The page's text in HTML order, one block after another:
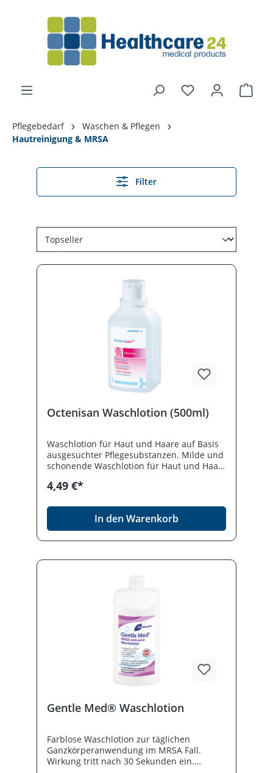
Pflegebedarf
Waschen & Pflegen
Hautreinigung & MRSA
Filter
Octenisan Waschlotion (500ml)
Waschlotion für Haut und Haare auf Basis
ausgesuchter Pflegesubstanzen. Milde und
schonende Waschlotion für Haut und Haar.
Geeignet für alle Hauttypen. Hautneutraler
4,49 €*
In den Warenkorb
Gentle Med® Waschlotion
Farblose Waschlotion zur täglichen
Ganzkörperanwendung im MRSA Fall.
Wirkung tritt nach 30 Sekunden ein.